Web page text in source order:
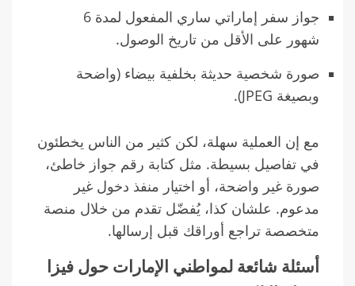
جواز سفر إماراتي ساري المفعول لمدة 6
شهور على الأقل من تاريخ الوصول.
صورة شخصية حديثة بخلفية بيضاء (واضحة
وبصيغة JPEG).
مع إن العملية سهلة، لكن كثير من الناس يخطئون
في تفاصيل بسيطة. مثل كتابة رقم جواز خاطئ،
صورة غير واضحة، أو اختيار منفذ دخول غير
مدعوم. علشان كذا، يُفضّل تقدم من خلال منصة
متخصصة تراجع أوراقك قبل إرسالها.
أسئلة شائعة لمواطني الإمارات حول فيزا